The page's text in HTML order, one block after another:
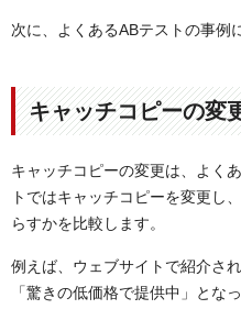
次に、よくあるABテストの事例
キャッチコピーの変
キャッチコピーの変更は、よく
トではキャッチコピーを変更し
らすかを比較します。
例えば、ウェブサイトで紹介さ
「驚きの低価格で提供中」とな